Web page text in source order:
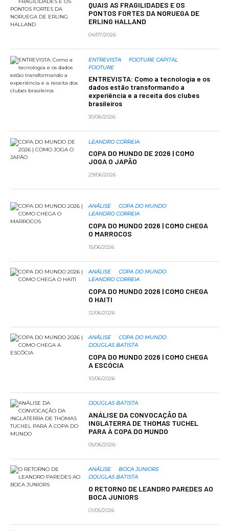
QUAIS AS FRAGILIDADES E OS
PONTOS FORTES DA NORUEGA DE
ERLING HALLAND
04/07/2026
ENTREVISTA
FOOTURE CAPITAL
FOOTURE
ENTREVISTA: Como a tecnologia e os
dados estão transformando a
experiência e a receita dos clubes
brasileiros
30/06/2026
LEANDRO CORREIA
COPA DO MUNDO DE 2026 | COMO
JOGA O JAPÃO
29/06/2026
ANÁLISE
COPA DO MUNDO
LEANDRO CORREIA
COPA DO MUNDO 2026 | COMO CHEGA
O MARROCOS
15/06/2026
ANÁLISE
COPA DO MUNDO
LEANDRO CORREIA
COPA DO MUNDO 2026 | COMO CHEGA
O HAITI
12/06/2026
ANÁLISE
COPA DO MUNDO
DOUGLAS BATISTA
COPA DO MUNDO 2026 | COMO CHEGA
A ESCÓCIA
10/06/2026
DOUGLAS BATISTA
ANÁLISE DA CONVOCAÇÃO DA
INGLATERRA DE THOMAS TUCHEL
PARA À COPA DO MUNDO
05/06/2026
ANÁLISE
BOCA JUNIORS
DOUGLAS BATISTA
O RETORNO DE LEANDRO PAREDES AO
BOCA JUNIORS
01/05/2026